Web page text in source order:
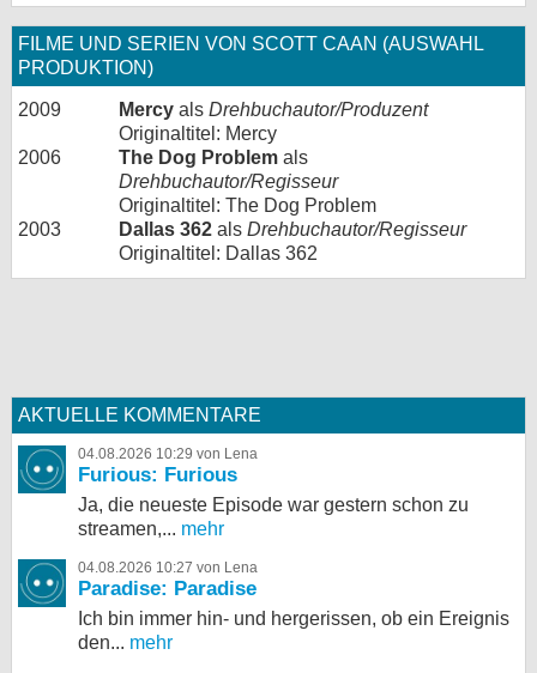
FILME UND SERIEN VON SCOTT CAAN (AUSWAHL
PRODUKTION)
2009 Mercy als Drehbuchautor/Produzent
Originaltitel: Mercy
2006
The Dog Problem als
Drehbuchautor/Regisseur
Originaltitel: The Dog Problem
2003
Dallas 362 als Drehbuchautor/Regisseur
Originaltitel: Dallas 362
AKTUELLE KOMMENTARE
04.08.2026 10:29 von Lena
Furious: Furious
Ja, die neueste Episode war gestern schon zu
streamen,... mehr
04.08.2026 10:27 von Lena
Paradise: Paradise
Ich bin immer hin- und hergerissen, ob ein Ereignis
den... mehr